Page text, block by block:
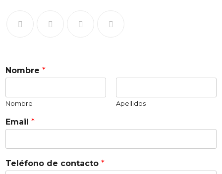
Nombre *
Nombre Apellidos
Email *
Teléfono de contacto *